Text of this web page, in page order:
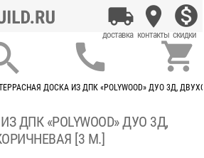
 
ДОСКА ИЗ ДПК «POLYWOOD» ДУО 3Д,
ДПК «POLYWOOD» ДУО 3Д,
[3 М.]